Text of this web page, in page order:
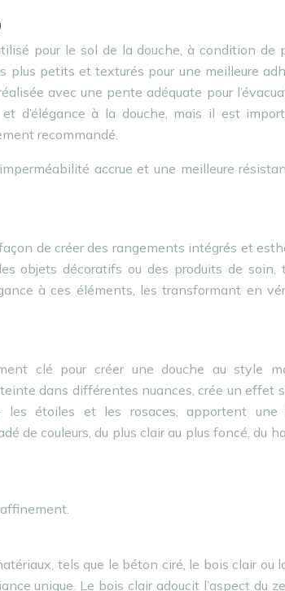
pour le sol de la douche, à condition de
plus petits et texturés pour une meilleure
avec une pente adéquate pour
d’élégance à la douche, mais il est
recommandé.
accrue et une meilleure
de créer des rangements intégrés et
objets décoratifs ou des produits de soin,
à ces éléments, les transformant en
clé pour créer une douche au style
dans différentes nuances, crée un effet
les étoiles et les rosaces, apportent une
de couleurs, du plus clair au plus foncé, du
tels que le béton ciré, le bois clair ou
unique. Le bois clair adoucit l’aspect du